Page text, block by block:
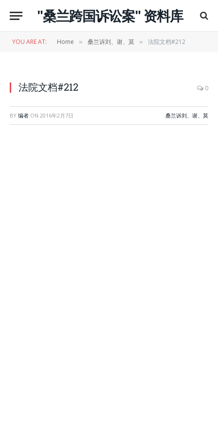
"桑兰跨国诉讼案" 资料库
YOU ARE AT: Home » 桑兰诉刘、谢、莫 » 法院文档#212
法院文档#212 0
BY 编者 ON 2016年2月7日 桑兰诉刘、谢、莫